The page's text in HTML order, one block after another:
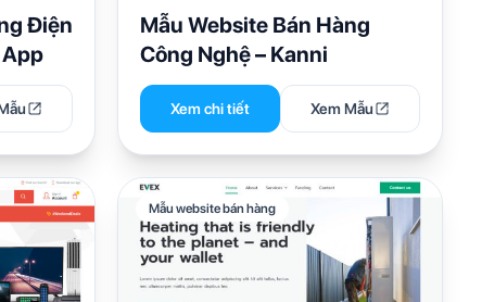
Điện
App
Mẫu Website Bán Hàng
Công Nghệ – Kanni
Xem chi tiết Xem Mẫu
Mẫu website bán hàng